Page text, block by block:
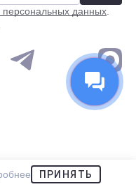
персональных данных
ПРИНЯТЬ